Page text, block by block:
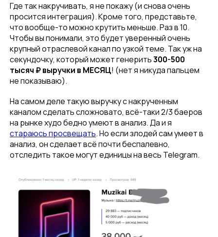
Где так накручивать, я не покажу (и снова очень
просится интеграция). Кроме того, представьте,
что вообще-то можно крутить меньше. Раз в 10.
Чтобы вы понимали, это будет уверенный очень
крупный отраслевой канал по узкой теме. Так уж на
секундочку, который может генерить300-500
тысяч ₽ выручки в МЕСЯЦ! (нет я никуда пальцем
не показываю).
На самом деле такую выручку с накрученным
каналом сделать сложновато, всё-таки 2/3 баеров
на рынке худо бедно умеют в анализ. Да и я
стараюсь просвещать. Но если злодей сам умеет в
анализ, он сделает всё почти беспалевно,
отследить такое могут единицы на весь Telegram.